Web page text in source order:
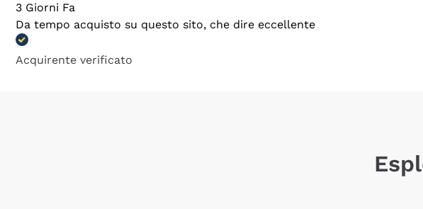
3 Giorni Fa
Da tempo acquisto su questo sito, che dire eccellente
Acquirente verificato